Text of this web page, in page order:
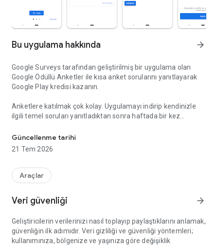
Bu uygulama hakkında arrow_forward
Google Surveys tarafından geliştirilmiş bir uygulama olan
Google Ödüllü Anketler ile kısa anket sorularını yanıtlayarak
Google Play kredisi kazanın.
Anketlere katılmak çok kolay. Uygulamayı indirip kendinizle
ilgili temel soruları yanıtladıktan sonra haftada bir kez
Sizin için kısa ve alakalı bir anket hazırlandığında
telefonunuza bildirim gönderilir. Bu anketi tamamlayarak
sonraki seyahat ne zaman?" gibi çeşitli sorularla
karşılaşabilirsiniz.
Güncellenme tarihi
21 Tem 2026
Araçlar
Veri güvenliği arrow_forward
Geliştiricilerin verilerinizi nasıl toplayıp paylaştıklarını anlamak,
güvenliğin ilk adımıdır. Veri gizliliği ve güvenliği yöntemleri;
kullanımınıza, bölgenize ve yaşınıza göre değişiklik